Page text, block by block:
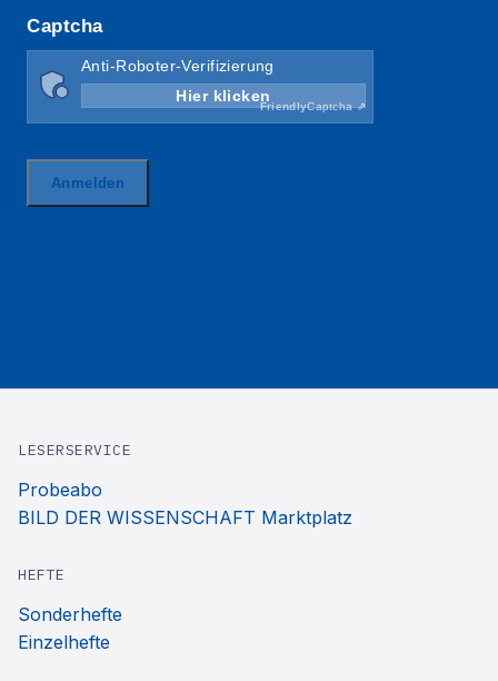
LESERSERVICE
Probeabo
BILD DER WISSENSCHAFT Marktplatz
HEFTE
Sonderhefte
Einzelhefte